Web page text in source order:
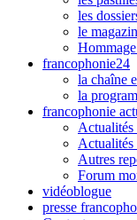
les
le
francophonie24
la chaîne
la
francophonie
Actualités
Autres
Forum
vidéoblogue
presse